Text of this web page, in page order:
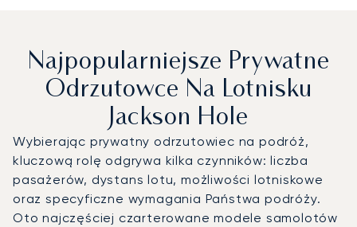
Najpopularniejsze Prywatne
Odrzutowce Na Lotnisku
Jackson Hole
Wybierając prywatny odrzutowiec na podróż,
kluczową rolę odgrywa kilka czynników: liczba
pasażerów, dystans lotu, możliwości lotniskowe
oraz specyficzne wymagania Państwa podróży.
Oto najczęściej czarterowane modele samolotów